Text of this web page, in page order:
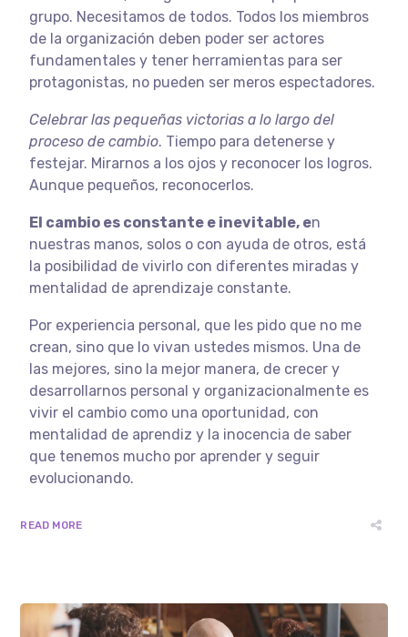
grupo. Necesitamos de todos. Todos los miembros
de la organización deben poder ser actores
fundamentales y tener herramientas para ser
protagonistas, no pueden ser meros espectadores.
Celebrar las pequeñas victorias a lo largo del
proceso de cambio. Tiempo para detenerse y
festejar. Mirarnos a los ojos y reconocer los logros.
Aunque pequeños, reconocerlos.
El cambio es constante e inevitable, en
nuestras manos, solos o con ayuda de otros, está
la posibilidad de vivirlo con diferentes miradas y
mentalidad de aprendizaje constante.
Por experiencia personal, que les pido que no me
crean, sino que lo vivan ustedes mismos. Una de
las mejores, sino la mejor manera, de crecer y
desarrollarnos personal y organizacionalmente es
vivir el cambio como una oportunidad, con
mentalidad de aprendiz y la inocencia de saber
que tenemos mucho por aprender y seguir
evolucionando.
READ MORE